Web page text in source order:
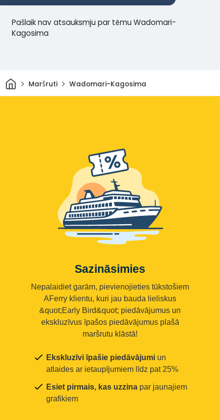
Pašlaik nav atsauksmju par tēmu Wadomari-
Kagosima
Sākums
Maršruti Wadomari-Kagosima
Sazināsimies
Nepalaidiet garām, pievienojieties tūkstošiem
AFerry klientu, kuri jau bauda lieliskus
&quot;Early Bird&quot; piedāvājumus un
ekskluzīvus īpašos piedāvājumus plašā
maršrutu klāstā!
Ekskluzīvi īpašie piedāvājumi un
atlaides ar ietaupījumiem līdz pat 25%
Esiet pirmais, kas uzzina par jaunajiem
grafikiem